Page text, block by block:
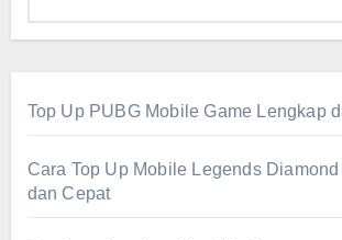
Top Up PUBG Mobile Game Lengkap
Cara Top Up Mobile Legends
dan Cepat